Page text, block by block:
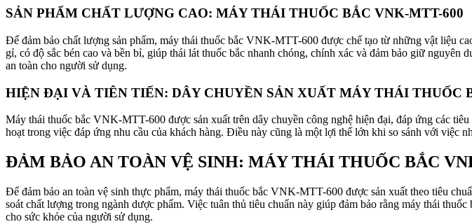
SẢN PHẨM CHẤT LƯỢNG CAO: MÁY THÁI THUỐC BẮC VNK-MTT-600
Để đảm bảo chất lượng sản phẩm, máy thái thuốc bắc VNK-MTT-600 được chế tạo từ những vật liệu
gỉ, có độ sắc bén cao và bền bỉ, giúp thái lát thuốc bắc nhanh chóng, chính xác và đảm bảo giữ
an toàn cho người sử dụng.
HIỆN ĐẠI VÀ TIÊN TIẾN: DÂY CHUYỀN SẢN XUẤT MÁY THÁI THUỐC
Máy thái thuốc bắc VNK-MTT-600 được sản xuất trên dây chuyền công nghệ hiện đại, đáp ứng các
hoạt trong việc đáp ứng nhu cầu của khách hàng. Điều này cũng là một lợi thế lớn khi so sánh với việc
ĐẢM BẢO AN TOÀN VỆ SINH: MÁY THÁI THUỐC BẮC
Để đảm bảo an toàn vệ sinh thực phẩm, máy thái thuốc bắc VNK-MTT-600 được sản xuất theo tiêu
soát chất lượng trong ngành dược phẩm. Việc tuân thủ tiêu chuẩn này giúp đảm bảo rằng máy thái
cho sức khỏe của người sử dụng.